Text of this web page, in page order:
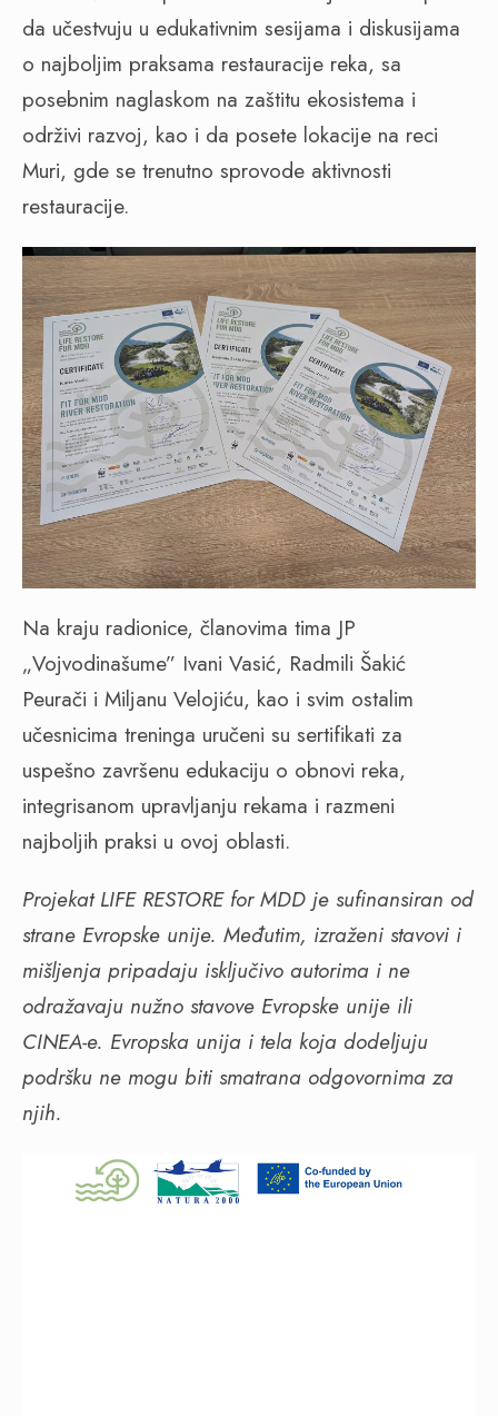
da učestvuju u edukativnim sesijama i diskusijama
o najboljim praksama restauracije reka, sa
posebnim naglaskom na zaštitu ekosistema i
održivi razvoj, kao i da posete lokacije na reci
Muri, gde se trenutno sprovode aktivnosti
restauracije.
Na kraju radionice, članovima tima JP
„Vojvodinašume” Ivani Vasić, Radmili Šakić
Peurači i Miljanu Velojiću, kao i svim ostalim
učesnicima treninga uručeni su sertifikati za
uspešno završenu edukaciju o obnovi reka,
integrisanom upravljanju rekama i razmeni
najboljih praksi u ovoj oblasti.
Projekat LIFE RESTORE for MDD je sufinansiran od
strane Evropske unije. Međutim, izraženi stavovi i
mišljenja pripadaju isključivo autorima i ne
odražavaju nužno stavove Evropske unije ili
CINEA-e. Evropska unija i tela koja dodeljuju
podršku ne mogu biti smatrana odgovornima za
njih.